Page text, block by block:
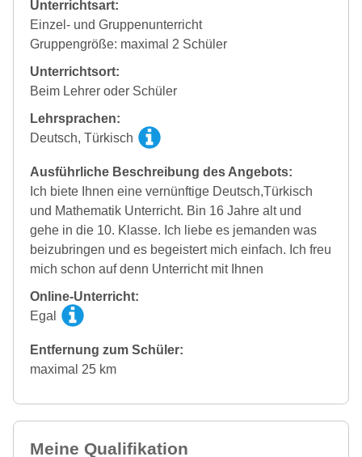
Unterrichtsart:
Einzel- und Gruppenunterricht
Gruppengröße: maximal 2 Schüler
Unterrichtsort:
Beim Lehrer oder Schüler
Lehrsprachen:
Deutsch, Türkisch
Ausführliche Beschreibung des Angebots:
Ich biete Ihnen eine vernünftige Deutsch,Türkisch
und Mathematik Unterricht. Bin 16 Jahre alt und
gehe in die 10. Klasse. Ich liebe es jemanden was
beizubringen und es begeistert mich einfach. Ich freu
mich schon auf denn Unterricht mit Ihnen
Online-Unterricht:
Egal
Entfernung zum Schüler:
maximal 25 km
Meine Qualifikation